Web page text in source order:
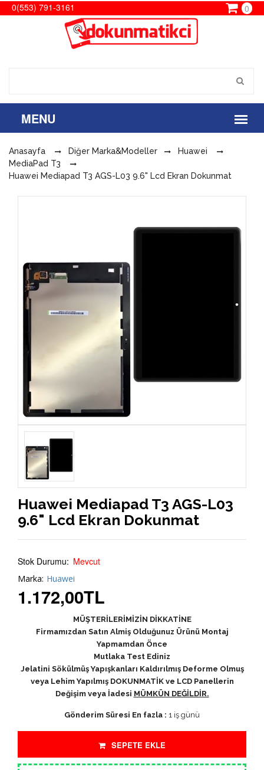
0(553) 791-3161 0
Anasayfa Diğer Marka&Modeller
Huawei
MediaPad T3
Huawei Mediapad T3 AGS-L03 9.6" Lcd Ekran Dokunmat
Huawei Mediapad T3 AGS-L03
9.6" Lcd Ekran Dokunmat
Stok Durumu: Mevcut
Marka: Huawei
1.172,00TL
MÜŞTERİLERİMİZİN DİKKATİNE
Firmamızdan Satın Almiş Olduğunuz Ürünü Montaj
Yapmamdan Önce
Mutlaka Test Ediniz
Jelatini Sökülmüş Yapışkanları Kaldırılmış Deforme Olmuş
veya Lehim Yapılmış DOKUNMATİK ve LCD Panellerin
Değişim veya İadesi MÜMKÜN DEĞİLDİR.
Gönderim Süresi En fazla : 1 iş günü
SEPETE EKLE